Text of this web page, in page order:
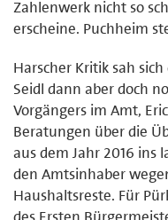
Zahlenwerk nicht so
erscheine. Puchheim
Harscher Kritik sah
Seidl dann aber doch
Vorgängers im Amt,
Beratungen über die
aus dem Jahr 2016 ins
den Amtsinhaber
Haushaltsreste. Für
des Ersten